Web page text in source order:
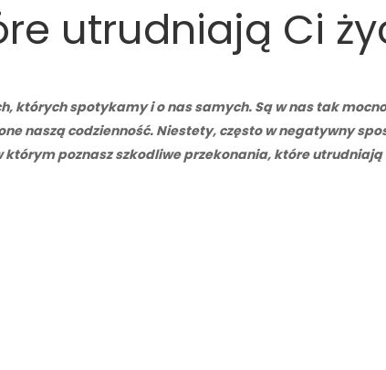
utrudniają Ci
których spotykamy i o nas samych. Są w nas tak mocno
naszą codzienność. Niestety, często w negatywny
poznasz szkodliwe przekonania, które utrudniają